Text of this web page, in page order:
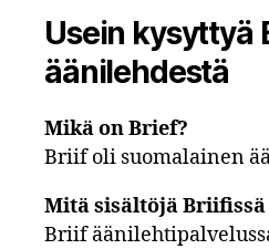
Usein kysyttyä
äänilehdestä
Mikä on Brief?
Briif oli suomalainen
Mitä sisältöjä Briifissä
Briif